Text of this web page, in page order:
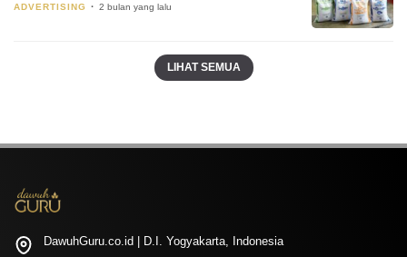
ADVERTISING 2 bulan yang lalu
LIHAT SEMUA
DawuhGuru.co.id | D.I. Yogyakarta, Indonesia